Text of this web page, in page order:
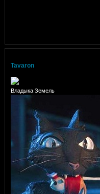
Tavaron
Владыка Земель